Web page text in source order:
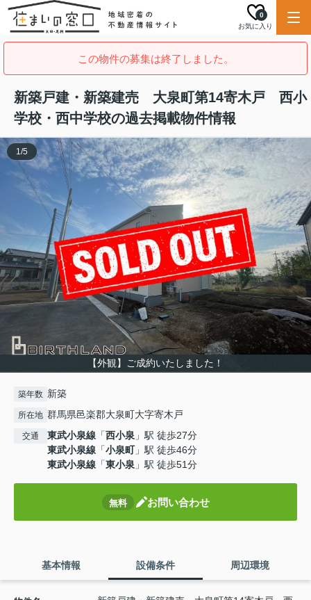
お気に入り
0
この物件の募集は終了しました。
新築戸建・新築建売 大泉町第14寄木戸 西小
学校・西中学校の過去掲載物件情報
【外観】ご成約いたしました！
1/5
築年数 新築
所在地 群馬県邑楽郡大泉町大字寄木戸
交通 東武小泉線 「西小泉 」駅 徒歩27分
東武小泉線 「小泉町」駅 徒歩46分
東武小泉線 「東小泉 」駅 徒歩51分
無料 お問い合わせ
基本情報 設備条件 周辺環境